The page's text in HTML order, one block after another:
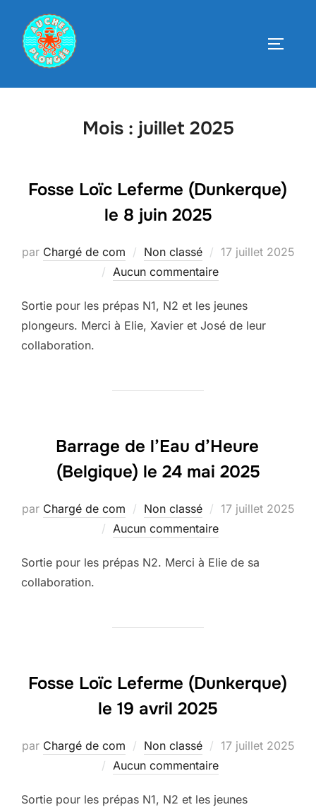
contenu
Mois : juillet 2025
Fosse Loïc Leferme (Dunkerque)
le 8 juin 2025
par Chargé de com Non classé
Publié
17 juillet 2025
Aucun commentaire
Sortie pour les prépas N1, N2 et les jeunes
plongeurs. Merci à Elie, Xavier et José de leur
collaboration.
Barrage de l’Eau d’Heure
(Belgique) le 24 mai 2025
par Chargé de com Non classé
Publié
17 juillet 2025
Aucun commentaire
Sortie pour les prépas N2. Merci à Elie de sa
collaboration.
Fosse Loïc Leferme (Dunkerque)
le 19 avril 2025
par Chargé de com Non classé
Publié
17 juillet 2025
Aucun commentaire
Sortie pour les prépas N1, N2 et les jeunes